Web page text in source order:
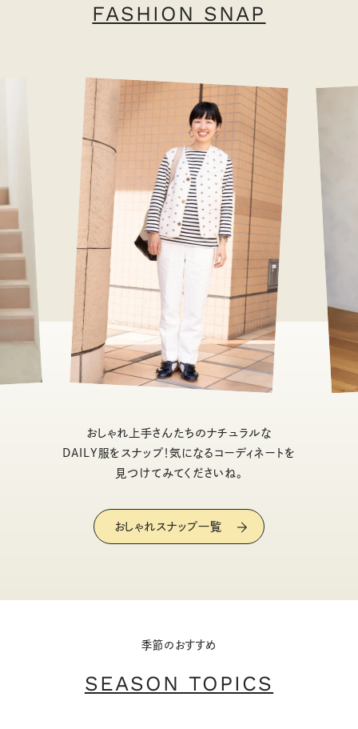
FASHION SNAP
おしゃれ上手さんたちのナチュラルな
DAILY服をスナップ！気になるコーディネートを
見つけてみてくださいね。
おしゃれスナップ一覧
季節のおすすめ
SEASON TOPICS